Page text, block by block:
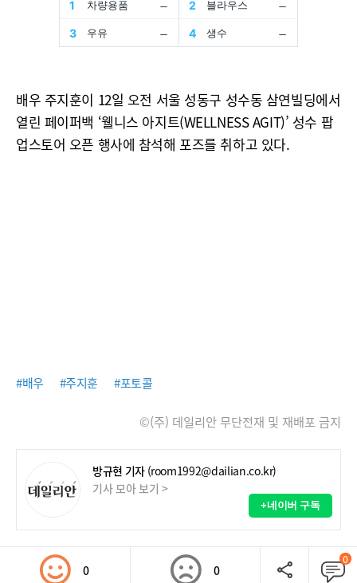
배우 주지훈이 12일 오전 서울 성동구 성수동 삼연빌딩에서
열린 페이퍼백 ‘웰니스 아지트(WELLNESS AGIT)’ 성수 팝
업스토어 오픈 행사에 참석해 포즈를 취하고 있다.
#배우 #주지훈 #포토콜
©(주) 데일리안 무단전재 및 재배포 금지
방규현 기자 (room1992@dailian.co.kr)
기사 모아 보기 >
+네이버 구독
0 0
0